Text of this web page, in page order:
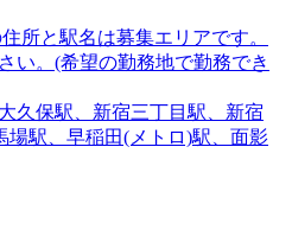
所と駅名は募集エリアです。
い。(希望の勤務地で勤務でき
久保駅、新宿三丁目駅、新宿
場駅、早稲田(メトロ)駅、面影